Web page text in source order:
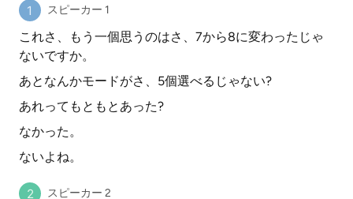
スピーカー 1
これさ、もう一個思うのはさ、7から8に変わったじゃ
ないですか。
あとなんかモードがさ、5個選べるじゃない?
あれってもともとあった?
なかった。
ないよね。
スピーカー 2